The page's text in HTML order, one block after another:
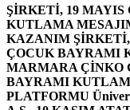
ŞİRKETİ, 19
KUTLAMA MESAJI
KAZANIM
ÇOCUK BAYRAMI
MARMARA ÇİNKO
BAYRAMI
PLATFORMU